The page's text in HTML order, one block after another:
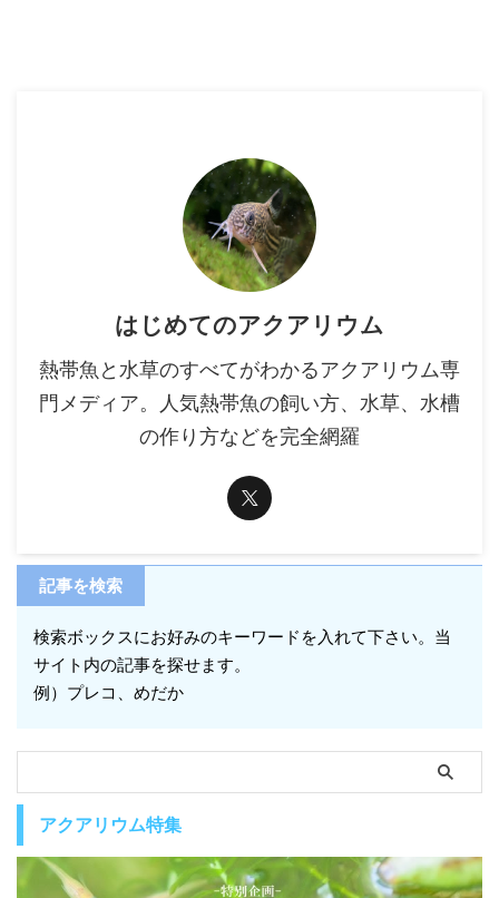
はじめてのアクアリウム
熱帯魚と水草のすべてがわかるアクアリウム専
門メディア。人気熱帯魚の飼い方、水草、水槽
の作り方などを完全網羅
記事を検索
検索ボックスにお好みのキーワードを入れて下さい。当
サイト内の記事を探せます。
例）プレコ、めだか
アクアリウム特集